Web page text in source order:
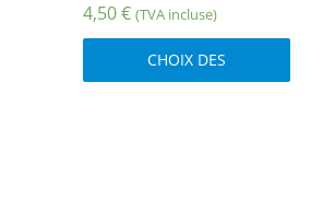
4,50€ (TVA incluse)
CHOIX DES
Ce